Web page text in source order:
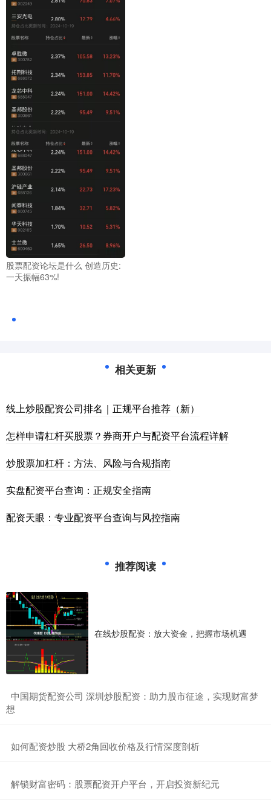
股票配资论坛是什么 创造历史:
一天振幅63%!
相关更新
线上炒股配资公司排名｜正规平台推荐（新）
怎样申请杠杆买股票？券商开户与配资平台流程详解
炒股票加杠杆：方法、风险与合规指南
实盘配资平台查询：正规安全指南
配资天眼：专业配资平台查询与风控指南
推荐阅读
在线炒股配资：放大资金，把握市场机遇
​中国期货配资公司 深圳炒股配资：助力股市征途，实现财富梦
想
​如何配资炒股 大桥2角回收价格及行情深度剖析‌
​解锁财富密码：股票配资开户平台，开启投资新纪元